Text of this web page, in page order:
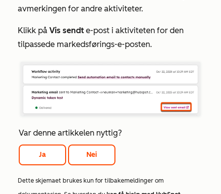
avmerkingen for andre aktiviteter.
Klikk på Vis sendt e-post i aktiviteten for den
tilpassede markedsførings-e-posten.
Var denne artikkelen nyttig?
Ja Nei
Dette skjemaet brukes kun for tilbakemeldinger om